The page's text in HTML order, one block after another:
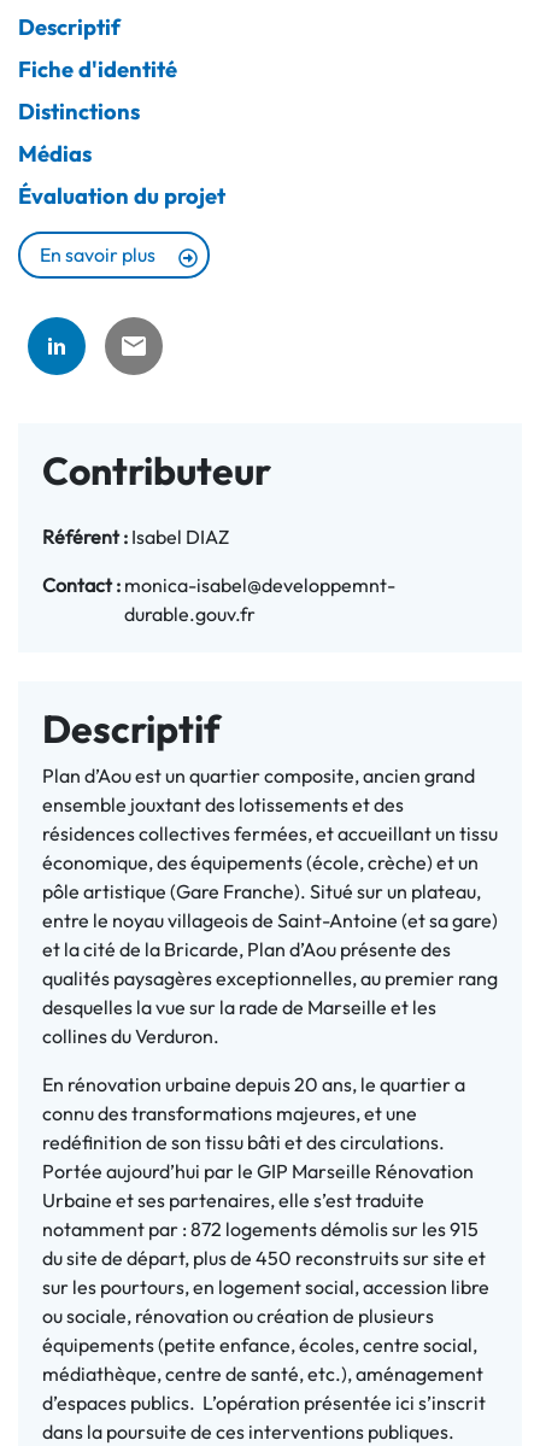
Descriptif
Fiche d'identité
Distinctions
Médias
Évaluation du projet
En savoir plus
Contributeur
Référent : Isabel DIAZ
Contact : monica-isabel@developpemnt-
durable.gouv.fr
Descriptif
Plan d’Aou est un quartier composite, ancien grand
ensemble jouxtant des lotissements et des
résidences collectives fermées, et accueillant un tissu
économique, des équipements (école, crèche) et un
pôle artistique (Gare Franche). Situé sur un plateau,
entre le noyau villageois de Saint-Antoine (et sa gare)
et la cité de la Bricarde, Plan d’Aou présente des
qualités paysagères exceptionnelles, au premier rang
desquelles la vue sur la rade de Marseille et les
collines du Verduron.
En rénovation urbaine depuis 20 ans, le quartier a
connu des transformations majeures, et une
redéfinition de son tissu bâti et des circulations.
Portée aujourd’hui par le GIP Marseille Rénovation
Urbaine et ses partenaires, elle s’est traduite
notamment par : 872 logements démolis sur les 915
du site de départ, plus de 450 reconstruits sur site et
sur les pourtours, en logement social, accession libre
ou sociale, rénovation ou création de plusieurs
équipements (petite enfance, écoles, centre social,
médiathèque, centre de santé, etc.), aménagement
d’espaces publics. L’opération présentée ici s’inscrit
dans la poursuite de ces interventions publiques.